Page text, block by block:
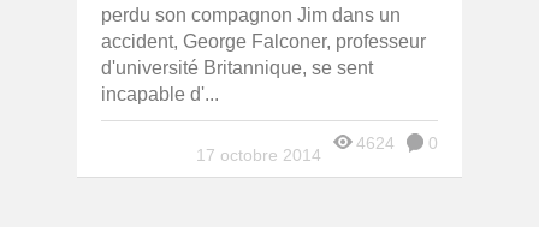
perdu son compagnon Jim dans un
accident, George Falconer, professeur
d'université Britannique, se sent
incapable d'...
0
4624
17 octobre 2014